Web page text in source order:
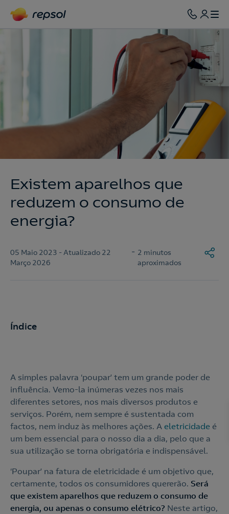
Existem aparelhos que
reduzem o consumo de
energia?
05 Maio 2023 - Atualizado 22
Março 2026
- 2 minutos
aproximados
A simples palavra ‘poupar’ tem um grande poder de
influência. Vemo-la inúmeras vezes nos mais
diferentes setores, nos mais diversos produtos e
serviços. Porém, nem sempre é sustentada com
factos, nem induz às melhores ações. A eletricidade é
um bem essencial para o nosso dia a dia, pelo que a
sua utilização se torna obrigatória e indispensável.
‘Poupar’ na fatura de eletricidade é um objetivo que,
certamente, todos os consumidores quererão. Será
que existem aparelhos que reduzem o consumo de
energia, ou apenas o consumo elétrico? Neste artigo,
Índice